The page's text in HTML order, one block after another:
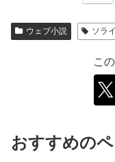
ウェブ小説 ソラ
こ
おすすめの